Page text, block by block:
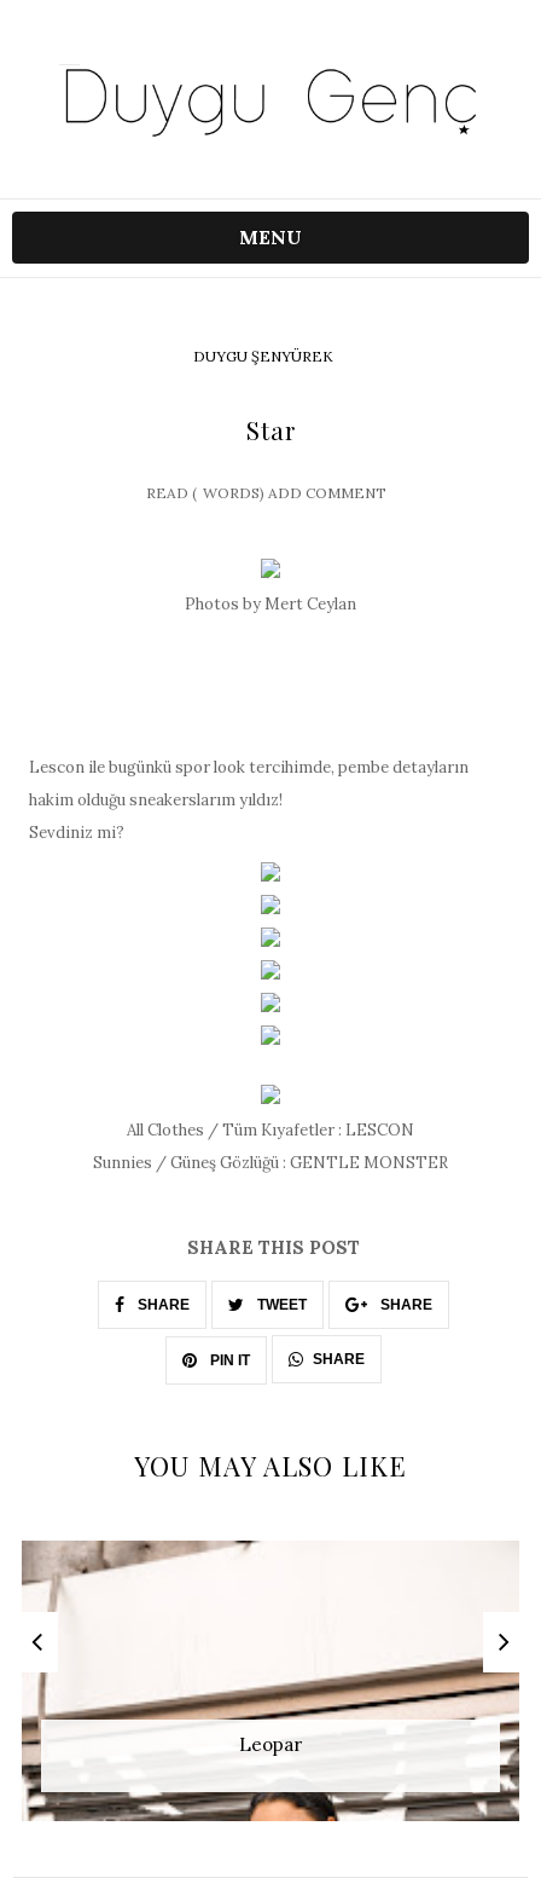
MENU
DUYGU ŞENYÜREK
Star
READ ( WORDS) ADD COMMENT
Photos by Mert Ceylan
Lescon ile bugünkü spor look tercihimde, pembe detayların
hakim olduğu sneakerslarım yıldız!
Sevdiniz mi?
All Clothes / Tüm Kıyafetler : LESCON
Sunnies / Güneş Gözlüğü : GENTLE MONSTER
SHARE THIS POST
SHARE TWEET SHARE
PIN IT SHARE
YOU MAY ALSO LIKE
Leopar